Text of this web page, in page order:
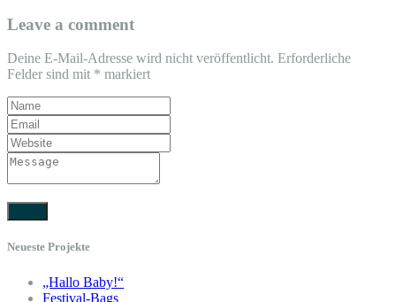
Leave a comment
Deine E-Mail-Adresse wird nicht veröffentlicht. Erforderliche
Felder sind mit * markiert
Neueste Projekte
„Hallo Baby!“
Festival-Bags